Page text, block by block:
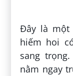
Đây là một
hiếm hoi
sang
nằm ngay